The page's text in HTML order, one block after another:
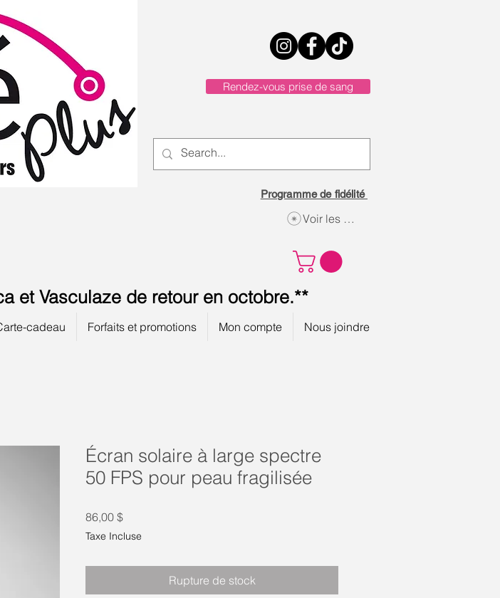
Rendez-vous prise de sang
Programme de fidélité
Voir les points
et Vasculaze de retour en octobre.**
cadeau Forfaits et promotions Mon compte Nous joindre
Écran solaire à large spectre
50 FPS pour peau fragilisée
86,00 $Prix
Taxe Incluse
Rupture de stock